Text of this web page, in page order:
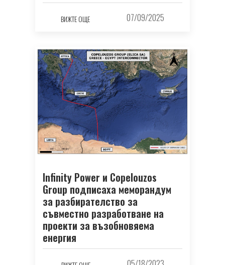
ВИЖТЕ ОЩЕ 07/09/2025
Infinity Power и Copelouzos
Group подписаха меморандум
за разбирателство за
съвместно разработване на
проекти за възобновяема
енергия